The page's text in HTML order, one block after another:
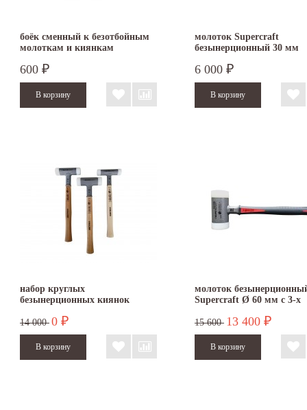
боёк сменный к безотбойным
молоткам и киянкам
600 ₽
молоток Supercraft
безынерционный 30 мм
6 000 ₽
набор круглых
безынерционных киянок
14 000 0 ₽
молоток
Supercraft Ø 60 мм с 3-х
15 600 13 400 ₽